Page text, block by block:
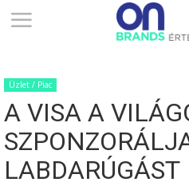
ONBRANDS
–
ÉRTÉK
Üzlet / Piac
A VISA A
LABDARÚGÁST